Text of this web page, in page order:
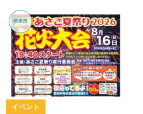
朝来市
イベント